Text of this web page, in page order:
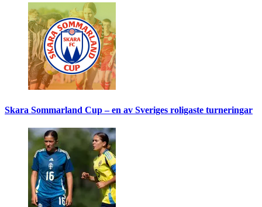
Skara Sommarland Cup – en av Sveriges roligaste turneringar